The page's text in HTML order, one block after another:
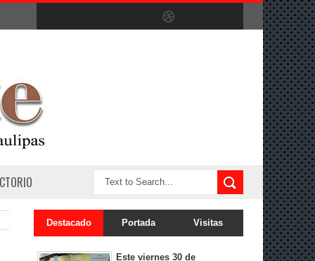
Destacado Portada Visitas
Este viernes 30 de